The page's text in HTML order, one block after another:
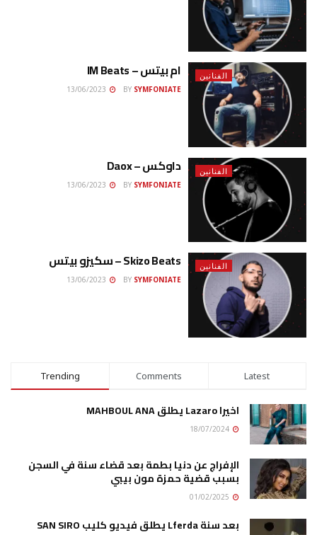
الفنانين ام بيتس – IM Beats
BY SYMFONIATE
الفنانين داوكس – Daox
BY SYMFONIATE
الفنانين Skizo Beats – سكيزو بيتس
BY SYMFONIATE
Trending Comments Latest
اخيرا Lazaro يطلق MAHBOUL ANA
الإفراج عن دنيا بطمة بعد قضاء سنة في السجن
بسبب قضية حمزة مون بيبي
بعد سنة Lferda يطلق فيديو كليب SAN SIRO